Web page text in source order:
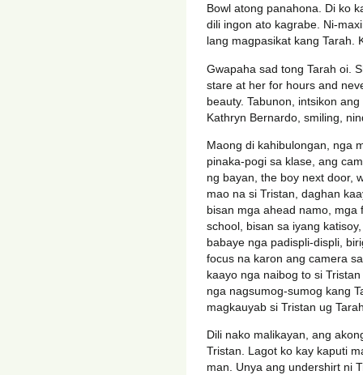
Bowl atong panahona. Di ko
dili ingon ato kagrabe. Ni-
lang magpasikat kang Tarah.
Gwapaha sad tong Tarah oi.
stare at her for hours and
beauty. Tabunon, intsikon
Kathryn Bernardo, smiling,
Maong di kahibulongan, nga
pinaka-pogi sa klase, ang
ng bayan, the boy next door,
mao na si Tristan, daghan
bisan mga ahead namo, mga
school, bisan sa iyang
babaye nga padispli-displi,
focus na karon ang camera
kaayo nga naibog to si
nga nagsumog-sumog kang
magkauyab si Tristan ug
Dili nako malikayan, ang
Tristan. Lagot ko kay kaputi
man. Unya ang undershirt ni